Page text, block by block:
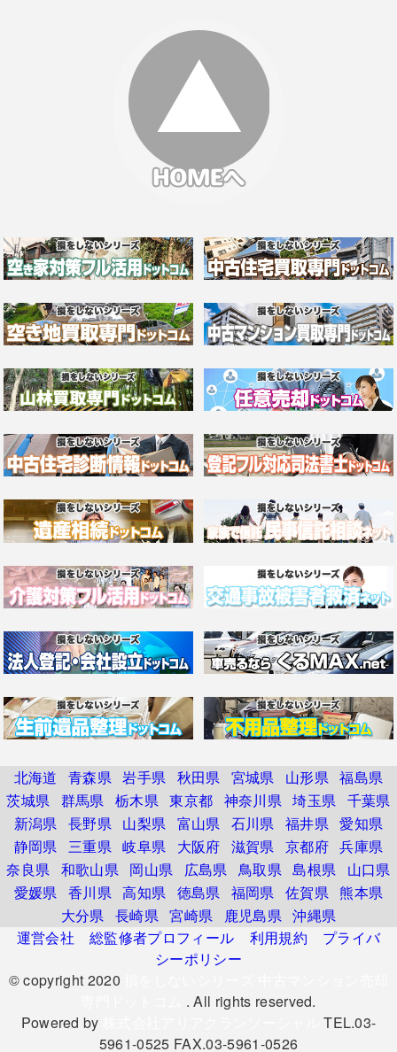
北海道 青森県 岩手県 秋田県 宮城県 山形県 福島県
茨城県 群馬県 栃木県 東京都 神奈川県 埼玉県 千葉県
新潟県 長野県 山梨県 富山県 石川県 福井県 愛知県
静岡県 三重県 岐阜県 大阪府 滋賀県 京都府 兵庫県
奈良県 和歌山県 岡山県 広島県 鳥取県 島根県
山口県
愛媛県 香川県 高知県 徳島県 福岡県 佐賀県 熊本県
大分県 長崎県 宮崎県 鹿児島県 沖縄県
運営会社
総監修者プロフィール 利用規約
プライバ
シーポリシー
© copyright 2020
. All rights reserved.
Powered by
TEL.03-
5961-0525 FAX.03-5961-0526